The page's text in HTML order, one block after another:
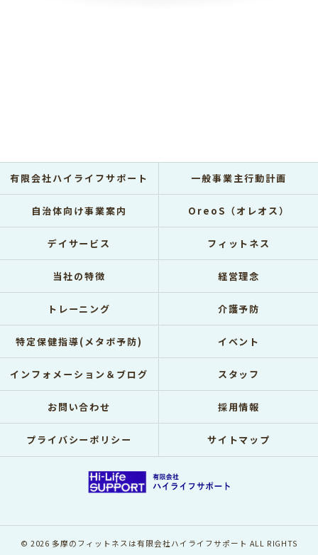
有限会社ハイライフサポート 一般事業主行動計画
自治体向け事業案内 OreoS（オレオス）
デイサービス フィットネス
当社の特徴 経営理念
トレーニング 介護予防
特定保健指導(メタボ予防) イベント
インフォメーション＆ブログ スタッフ
お問い合わせ 採用情報
プライバシーポリシー サイトマップ
© 2026 多摩のフィットネスは有限会社ハイライフサポート ALL RIGHTS